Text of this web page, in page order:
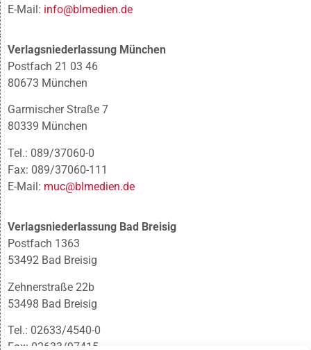
E-Mail: info@blmedien.de
Verlagsniederlassung München
Postfach 21 03 46
80673 München
Garmischer Straße 7
80339 München
Tel.: 089/37060-0
Fax: 089/37060-111
E-Mail: muc@blmedien.de
Verlagsniederlassung Bad Breisig
Postfach 1363
53492 Bad Breisig
Zehnerstraße 22b
53498 Bad Breisig
Tel.: 02633/4540-0
Fax: 02633/97415